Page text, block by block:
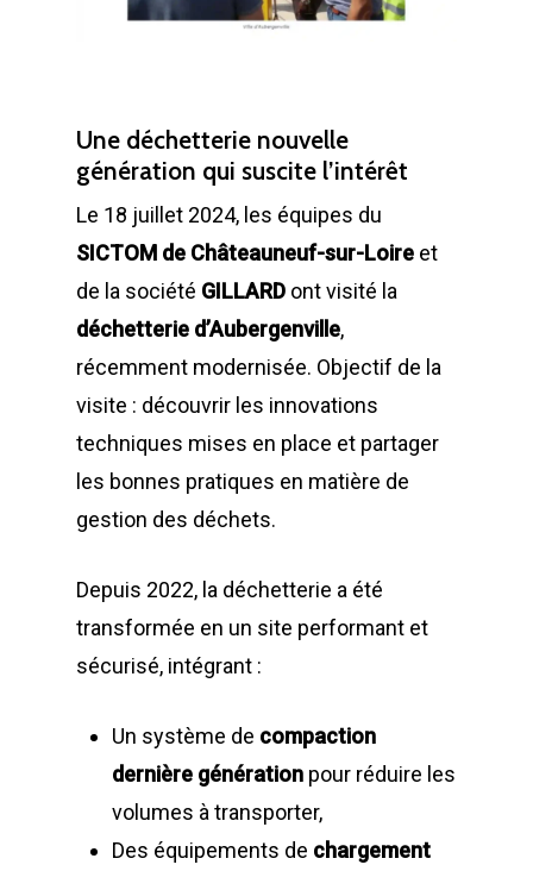
Une déchetterie nouvelle
génération qui suscite l’intérêt
Le 18 juillet 2024, les équipes du
SICTOM de Châteauneuf-sur-Loire et
de la société GILLARD ont visité la
déchetterie d’Aubergenville,
récemment modernisée. Objectif de la
visite : découvrir les innovations
techniques mises en place et partager
les bonnes pratiques en matière de
gestion des déchets.
Depuis 2022, la déchetterie a été
transformée en un site performant et
sécurisé, intégrant :
Un système de compaction
dernière génération pour réduire les
volumes à transporter,
Des équipements de chargement